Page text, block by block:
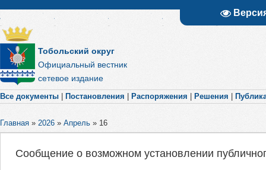
Тобольский округ
Официальный вестник
сетевое издание
Все документы Постановления Распоряжения Решения
Главная » 2026 » Апрель » 16
Сообщение о возможном установлении